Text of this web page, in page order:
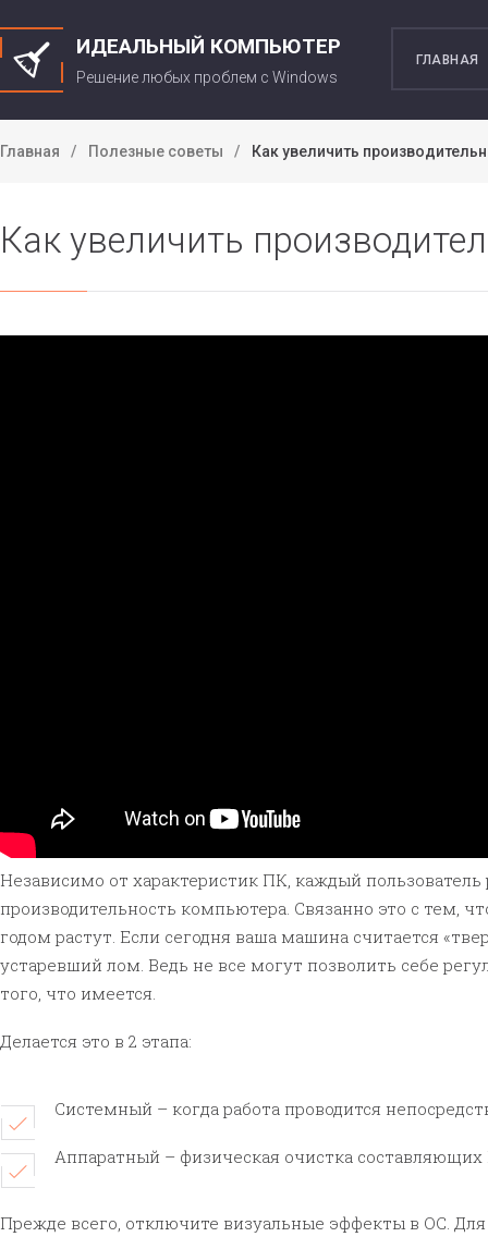
ИДЕАЛЬНЫЙ КОМПЬЮТЕР
Решение любых проблем c Windows
ГЛАВНАЯ
Главная Полезные советы Как увеличить
Как увеличить
Независимо от характеристик ПК, каждый
производительность компьютера. Связанно это с тем,
годом растут. Если сегодня ваша машина считается
устаревший лом. Ведь не все могут позволить себе
того, что имеется.
Делается это в 2 этапа:
Системный – когда работа проводится
Аппаратный – физическая очистка
Прежде всего, отключите визуальные эффекты в ОС.